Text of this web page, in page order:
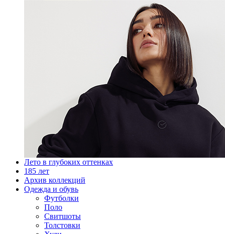
Лето в глубоких оттенках
185 лет
Архив коллекций
Одежда и обувь
Футболки
Поло
Свитшоты
Толстовки